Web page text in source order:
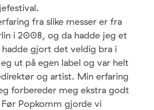
fra slike messer er fra
i 2008, og da hadde jeg et
gjort det veldig bra i
ut på egen label og var helt
og artist. Min erfaring
forbereder meg ekstra godt
Popkomm gjorde vi